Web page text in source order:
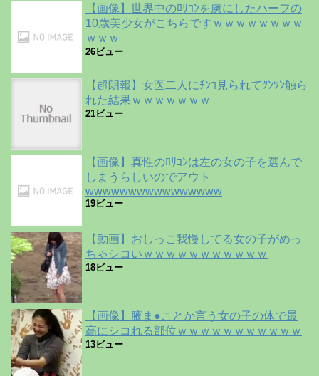
【画像】世界中のﾛﾘｺﾝを虜にしたハーフの
10歳美少女がこちらですｗｗｗｗｗｗｗｗ
ｗｗｗ
26ビュー
【超朗報】女医二人にﾁﾝｺ見られてﾂﾝﾂﾝ触ら
れた結果ｗｗｗｗｗｗｗ
21ビュー
【画像】真性のﾛﾘｺﾝは左の女の子を選んで
しまうらしいのでアウト
wwwwwwwwwwwwwwww
19ビュー
【動画】おしっこ我慢してる女の子がめっ
ちゃシコいｗｗｗｗｗｗｗｗｗｗｗ
18ビュー
【画像】腋ま●ことか言う女の子の体で最
高にシコれる部位ｗｗｗｗｗｗｗｗｗｗｗ
13ビュー